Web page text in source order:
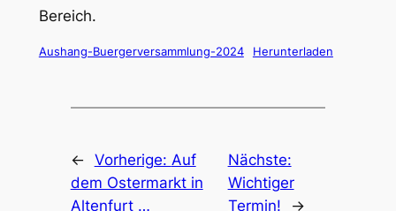
Bereich.
Aushang-Buergerversammlung-2024 Herunterladen
← Vorherige: Auf
dem Ostermarkt in
Altenfurt …
Nächste:
Wichtiger
Termin!
→